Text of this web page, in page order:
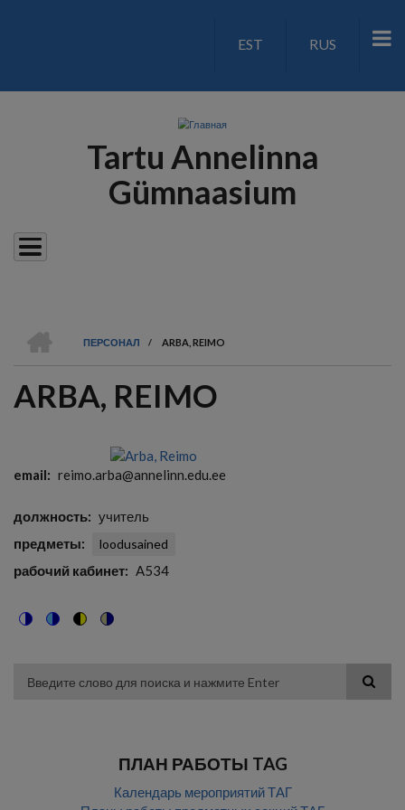
LANGUAGE
EST RUS
Tartu Annelinna
Gümnaasium
СТРОКА
НАВИГАЦИИ
ПЕРСОНАЛ
/ ARBA, REIMO
ARBA, REIMO
email reimo.arba@annelinn.edu.ee
должность
учитель
предметы
loodusained
рабочий кабинет A534
themetheme visibilitytheme
ПЛАН РАБОТЫ TAG
Календарь мероприятий ТАГ